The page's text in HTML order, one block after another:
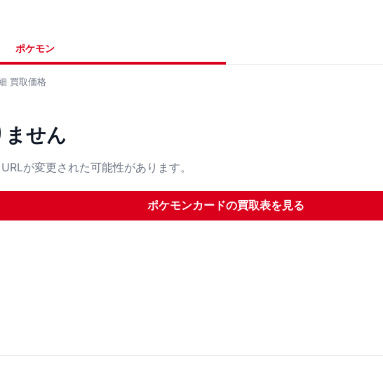
ポケモン
買取価格
せん
が変更された可能性があります。
ポケモンカードの買取表を見る